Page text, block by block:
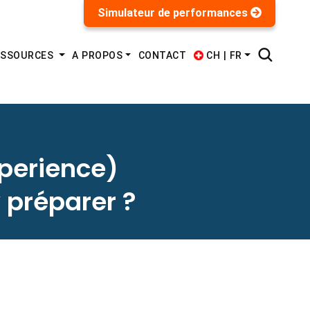
Simulateur de performances
A PROPOS CONTACT CH | FR
préparer ?